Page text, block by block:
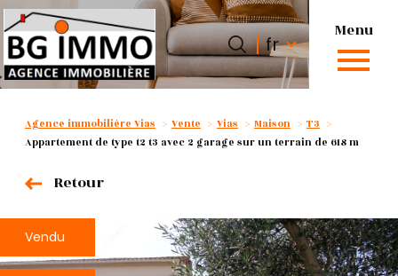
Menu
Langue
fr
Accueil 0 Langue
fr
Agence immobilière Vias Vente Vias Maison
T3
Appartement de type t2 t3 avec 2 garage sur un terrain de 618 m
Retour
Vendu